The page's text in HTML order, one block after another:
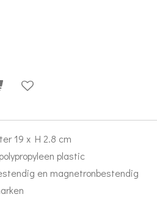
19 x H 2.8 cm
plastic
en magnetronbestendig